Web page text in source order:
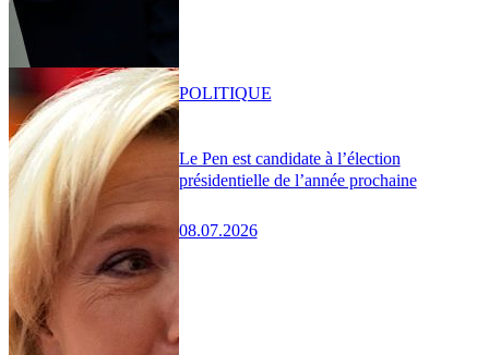
Le Pen est candidate à l’élection
présidentielle de l’année prochaine
08.07.2026
POLITIQUE